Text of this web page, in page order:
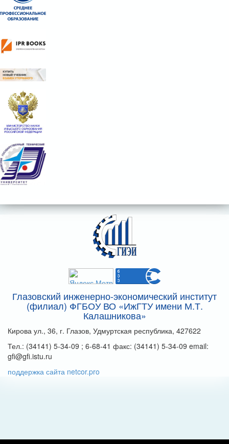
Глазовский инженерно-экономический институт
(филиал) ФГБОУ ВО «ИжГТУ имени М.Т.
Калашникова»
Кирова ул., 36, г. Глазов, Удмуртская республика, 427622
Тел.: (34141) 5-34-09 ; 6-68-41 факс: (34141) 5-34-09 email:
gfi@gfi.istu.ru
поддержка сайта netcor.pro